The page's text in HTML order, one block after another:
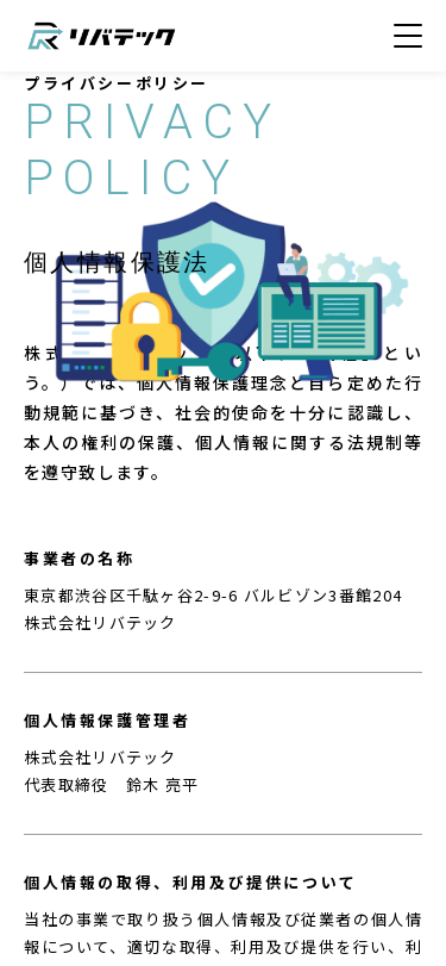
プライバシーポリシー
PRIVACY
POLICY
個人情報保護法
株式会社リバテック（以下、「当社」とい
う。）では、個人情報保護理念と自ら定めた行
動規範に基づき、社会的使命を十分に認識し、
本人の権利の保護、個人情報に関する法規制等
を遵守致します。
事業者の名称
東京都渋谷区千駄ヶ谷2-9-6 バルビゾン3番館204
株式会社リバテック
個人情報保護管理者
株式会社リバテック
代表取締役 鈴木 亮平
個人情報の取得、利用及び提供について
当社の事業で取り扱う個人情報及び従業者の個人情
報について、適切な取得、利用及び提供を行い、利